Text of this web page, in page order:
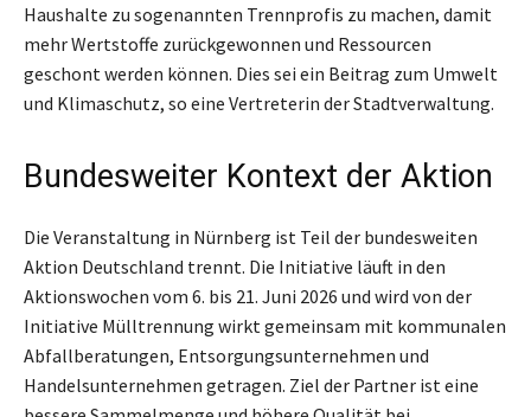
Haushalte zu sogenannten Trennprofis zu machen, damit
mehr Wertstoffe zurückgewonnen und Ressourcen
geschont werden können. Dies sei ein Beitrag zum Umwelt
und Klimaschutz, so eine Vertreterin der Stadtverwaltung.
Bundesweiter Kontext der Aktion
Die Veranstaltung in Nürnberg ist Teil der bundesweiten
Aktion Deutschland trennt. Die Initiative läuft in den
Aktionswochen vom 6. bis 21. Juni 2026 und wird von der
Initiative Mülltrennung wirkt gemeinsam mit kommunalen
Abfallberatungen, Entsorgungsunternehmen und
Handelsunternehmen getragen. Ziel der Partner ist eine